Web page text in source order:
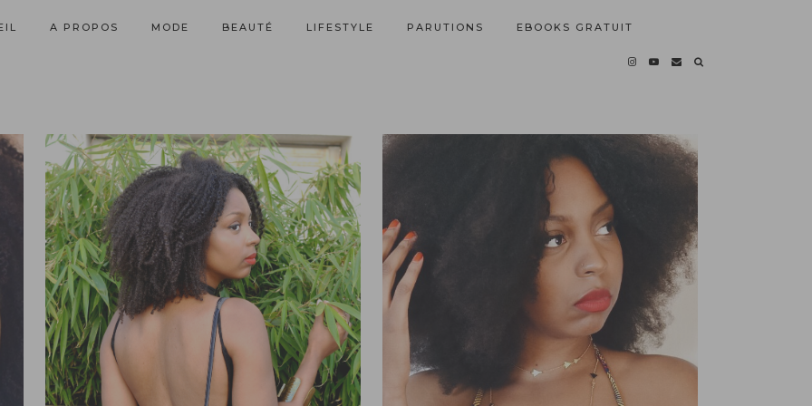
A PROPOS MODE BEAUTÉ LIFESTYLE PARUTIONS EBOOKS GRATUIT